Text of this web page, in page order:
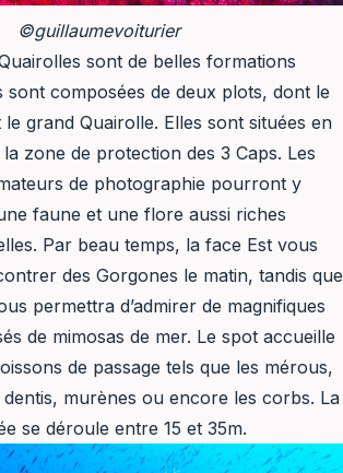
©guillaumevoiturier
sont de belles formations
sont composées de deux plots, dont le
grand Quairolle. Elles sont situées en
zone de protection des 3 Caps. Les
de photographie pourront y
faune et une flore aussi riches
Par beau temps, la face Est vous
des Gorgones le matin, tandis que
permettra d’admirer de magnifiques
de mimosas de mer. Le spot accueille
de passage tels que les mérous,
murènes ou encore les corbs. La
se déroule entre 15 et 35m.